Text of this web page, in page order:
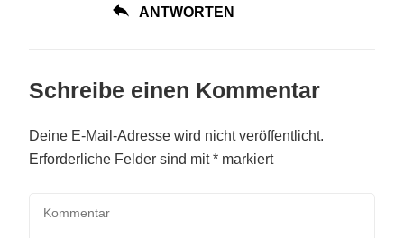
ANTWORTEN
Schreibe einen Kommentar
Deine E-Mail-Adresse wird nicht veröffentlicht.
Erforderliche Felder sind mit* markiert